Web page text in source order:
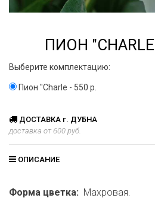
ПИОН
Выберите комплектацию:
Пион "Charle - 550 р.
ДОСТАВКА г. ДУБНА
доставка от 600 руб.
ОПИСАНИЕ
Форма цветка: Махровая.